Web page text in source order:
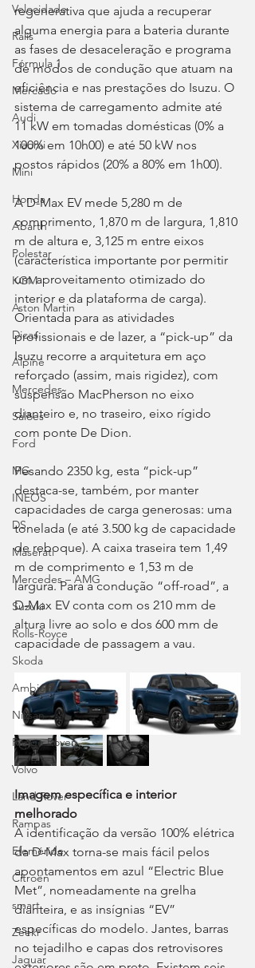
Velocidade
Ralis
Fórmula 1
Mercado
Audi
Xiaomi
Mini
Honda
Abarth
Polestar
KGM
Aston Martin
Dicas
Alpine
Mercedes
Salões
Ford
MG
INEOS
DS
Maserati
Mercedes – AMG
Suzuki
Rolls-Royce
Skoda
Ambiente
Nissan
Range Rover
Volvo
Land Rover
Rampas
Efeméride
Citroën
smart
Zeekr
Jaguar
regenerativa que ajuda a recuperar
alguma energia para a bateria durante
as fases de desaceleração e programa
de modos de condução que atuam na
eficiência e nas prestações do Isuzu. O
sistema de carregamento admite até
11 kW em tomadas domésticas (0% a
100% em 10h00) e até 50 kW nos
postos rápidos (20% a 80% em 1h00).
A D-Max EV mede 5,280 m de
comprimento, 1,870 m de largura, 1,810
m de altura e, 3,125 m entre eixos
(característica importante por permitir
um aproveitamento otimizado do
interior e da plataforma de carga).
Orientada para as atividades
profissionais e de lazer, a “pick-up” da
Isuzu recorre a arquitetura em aço
reforçado (assim, mais rigidez), com
suspensão MacPherson no eixo
dianteiro e, no traseiro, eixo rígido
com ponte De Dion.
Pesando 2350 kg, esta “pick-up”
destaca-se, também, por manter
capacidades de carga generosas: uma
tonelada (e até 3.500 kg de capacidade
de reboque). A caixa traseira tem 1,49
m de comprimento e 1,53 m de
largura. Para a condução “off-road”, a
D-Max EV conta com os 210 mm de
altura livre ao solo e dos 600 mm de
capacidade de passagem a vau.
Imagem específica e interior
melhorado
A identificação da versão 100% elétrica
da D-Max torna-se mais fácil pelos
apontamentos em azul “Electric Blue
Met”, nomeadamente na grelha
dianteira, e as insígnias “EV”
específicas do modelo. Jantes, barras
no tejadilho e capas dos retrovisores